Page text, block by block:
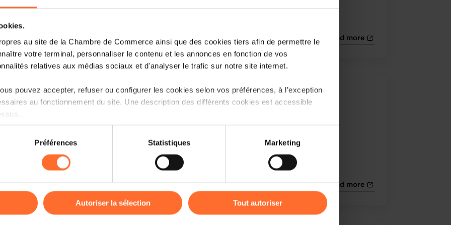
au site de la Chambre de Commerce ainsi que des cookies tiers afin de permettre le
votre terminal, personnaliser le contenu et les annonces en fonction de vos
relatives aux médias sociaux et d'analyser le trafic sur notre site internet.
pouvez accepter, refuser ou configurer les cookies selon vos préférences, à l’exception
au fonctionnement du site. Une description des différents cookies est accessible
sur le site et certaines fonctionnalités (ex : lecture de vidéos, partage sur les réseaux
de lecture vidéo, personnalisation de l’affichage du site) peuvent être affectées en
ou des cookies non nécessaires.
Préférences Statistiques Marketing
Autoriser la sélection Tout autoriser
Read more Read more
01.02.2009
Merkur 02/2009
Read more